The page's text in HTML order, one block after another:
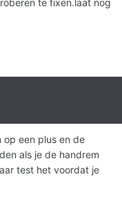
te fixen.laat nog
op een plus en de
als je de handrem
test het voordat je